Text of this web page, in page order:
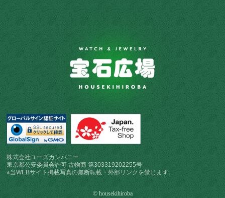
株式会社ユーズカンパニー
東京都公安委員会許可 古物商 第303319202255号
※当WEBサイト掲載写真の無断転載・外部リンクを禁じます。
© housekihiroba